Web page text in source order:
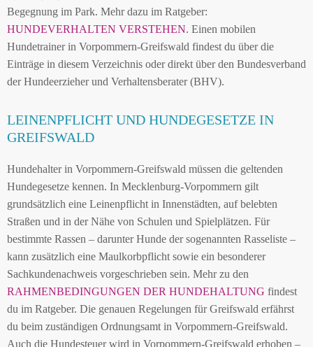
Begegnung im Park. Mehr dazu im Ratgeber:
HUNDEVERHALTEN VERSTEHEN. Einen mobilen
Hundetrainer in Vorpommern-Greifswald findest du über die
Einträge in diesem Verzeichnis oder direkt über den Bundesverband
der Hundeerzieher und Verhaltensberater (BHV).
LEINENPFLICHT UND HUNDEGESETZE IN
GREIFSWALD
Hundehalter in Vorpommern-Greifswald müssen die geltenden
Hundegesetze kennen. In Mecklenburg-Vorpommern gilt
grundsätzlich eine Leinenpflicht in Innenstädten, auf belebten
Straßen und in der Nähe von Schulen und Spielplätzen. Für
bestimmte Rassen – darunter Hunde der sogenannten Rasseliste –
kann zusätzlich eine Maulkorbpflicht sowie ein besonderer
Sachkundenachweis vorgeschrieben sein. Mehr zu den
RAHMENBEDINGUNGEN DER HUNDEHALTUNG findest
du im Ratgeber. Die genauen Regelungen für Greifswald erfährst
du beim zuständigen Ordnungsamt in Vorpommern-Greifswald.
Auch die Hundesteuer wird in Vorpommern-Greifswald erhoben –